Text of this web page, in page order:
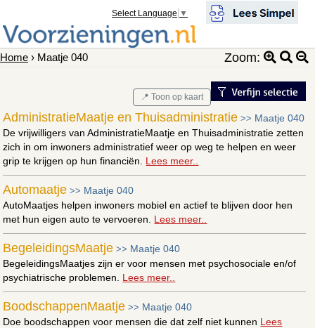
Select Language ▼
Home › Maatje 040 Zoom:
📍 Toon op kaart
AdministratieMaatje en Thuisadministratie >> Maatje 040
De vrijwilligers van AdministratieMaatje en Thuisadministratie zetten
zich in om inwoners administratief weer op weg te helpen en weer
grip te krijgen op hun financiën. Lees meer..
Automaatje >> Maatje 040
AutoMaatjes helpen inwoners mobiel en actief te blijven door hen
met hun eigen auto te vervoeren. Lees meer..
BegeleidingsMaatje >> Maatje 040
BegeleidingsMaatjes zijn er voor mensen met psychosociale en/of
psychiatrische problemen. Lees meer..
BoodschappenMaatje >> Maatje 040
Doe boodschappen voor mensen die dat zelf niet kunnen Lees